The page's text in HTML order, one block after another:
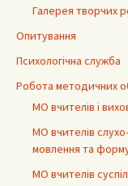
Галерея творчих
Опитування
Психологічна служба
Робота методичних
МО вчителів і
МО вчителів
мовлення та
МО вчителів